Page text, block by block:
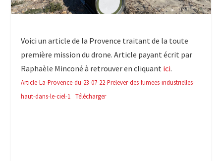
Voici un article de la Provence traitant de la toute
première mission du drone. Article payant écrit par
Raphaèle Minconé à retrouver en cliquant ici.
Article-La-Provence-du-23-07-22-Prelever-des-fumees-industrielles-
haut-dans-le-ciel-1
Télécharger